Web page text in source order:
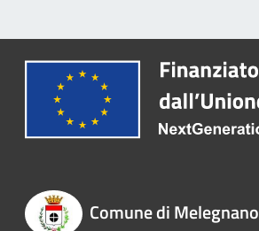
Comune di Melegnano